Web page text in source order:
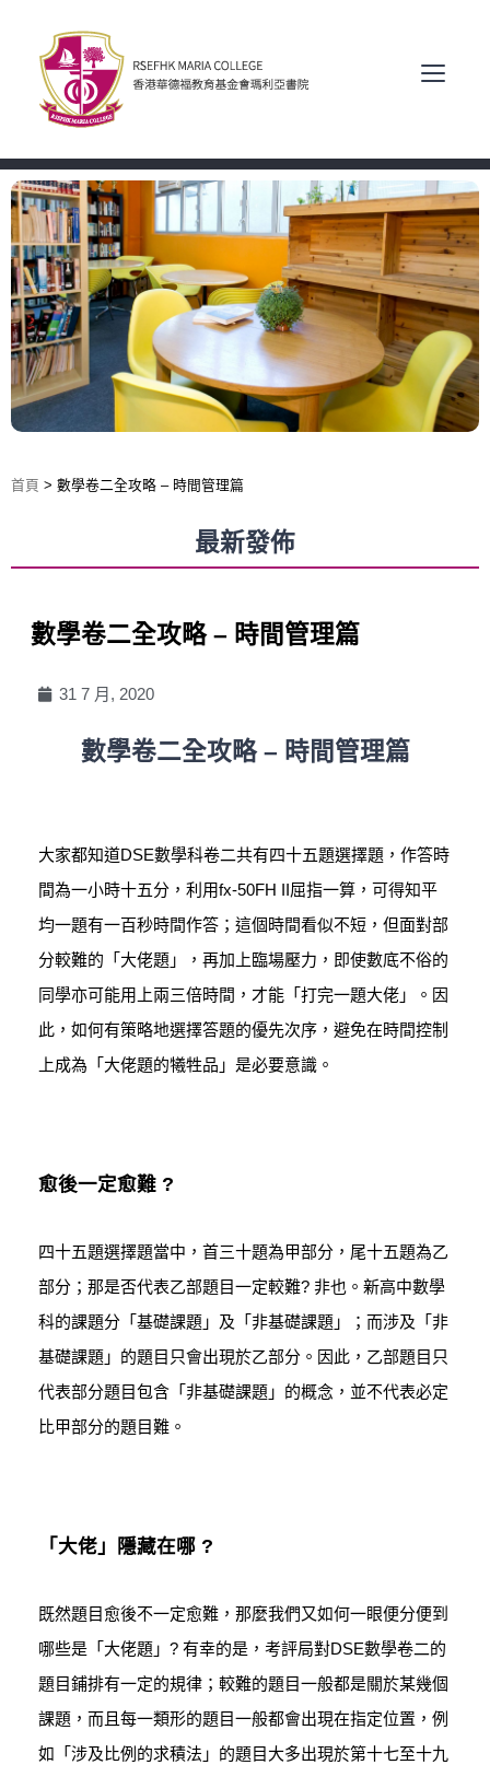
首頁 > 數學卷二全攻略 – 時間管理篇
最新發佈
數學卷二全攻略 – 時間管理篇
31 7 月, 2020
數學卷二全攻略 – 時間管理篇
大家都知道DSE數學科卷二共有四十五題選擇題，作答時
間為一小時十五分，利用fx-50FH II屈指一算，可得知平
均一題有一百秒時間作答；這個時間看似不短，但面對部
分較難的「大佬題」，再加上臨場壓力，即使數底不俗的
同學亦可能用上兩三倍時間，才能「打完一題大佬」。因
此，如何有策略地選擇答題的優先次序，避免在時間控制
上成為「大佬題的犧牲品」是必要意識。
愈後一定愈難 ?
四十五題選擇題當中，首三十題為甲部分，尾十五題為乙
部分；那是否代表乙部題目一定較難? 非也。新高中數學
科的課題分「基礎課題」及「非基礎課題」；而涉及「非
基礎課題」的題目只會出現於乙部分。因此，乙部題目只
代表部分題目包含「非基礎課題」的概念，並不代表必定
比甲部分的題目難。
「大佬」隱藏在哪 ?
既然題目愈後不一定愈難，那麼我們又如何一眼便分便到
哪些是「大佬題」? 有幸的是，考評局對DSE數學卷二的
題目鋪排有一定的規律；較難的題目一般都是關於某幾個
課題，而且每一類形的題目一般都會出現在指定位置，例
如「涉及比例的求積法」的題目大多出現於第十七至十九